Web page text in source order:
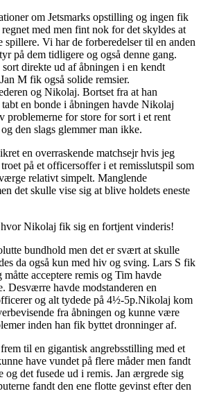
om Jetsmarks opstilling og ingen fik
med men fint nok for det skyldes at
spillere. Vi har de forberedelser til en anden
på dem tidligere og også denne gang.
direkte ud af åbningen i en kendt
M fik også solide remsier.
og Nikolaj. Bortset fra at han
en bonde i åbningen havde Nikolaj
problemerne for store for sort i et rent
den slags glemmer man ikke.
en overraskende matchsejr hvis jeg
på et officersoffer i et remisslutspil som
relativt simpelt. Manglende
det skulle vise sig at blive holdets eneste
Nikolaj fik sig en fortjent vinderis!
bundhold men det er svært at skulle
da også kun med hiv og sving. Lars S fik
acceptere remis og Tim havde
Desværre havde modstanderen en
og alt tydede på 4½-5p.Nikolaj kom
fra åbningen og kunne være
inden han fik byttet dronninger af.
til en gigantisk angrebsstilling med et
have vundet på flere måder men fandt
og det fusede ud i remis. Jan ærgrede sig
fandt den ene flotte gevinst efter den